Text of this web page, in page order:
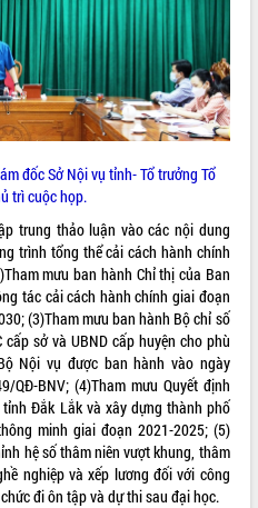
đốc Sở Nội vụ tỉnh- Tổ trưởng Tổ
trì cuộc họp.
trung thảo luận vào các nội dung
trình tổng thể cải cách hành chính
mưu ban hành Chỉ thị của Ban
tác cải cách hành chính giai đoạn
(3)Tham mưu ban hành Bộ chỉ số
sở và UBND cấp huyện cho phù
Nội vụ được ban hành vào ngày
QĐ-BNV; (4)Tham mưu Quyết định
Đắk Lắk và xây dựng thành phố
minh giai đoạn 2021-2025; (5)
hệ số thâm niên vượt khung, thâm
nghiệp và xếp lương đối với công
đi ôn tập và dự thi sau đại học.